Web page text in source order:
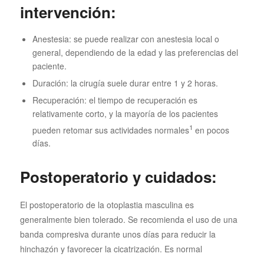
intervención:
Anestesia: se puede realizar con anestesia local o
general, dependiendo de la edad y las preferencias del
paciente.
Duración: la cirugía suele durar entre 1 y 2 horas.
Recuperación: el tiempo de recuperación es
relativamente corto, y la mayoría de los pacientes
pueden retomar sus actividades normales1 en pocos
días.
Postoperatorio y cuidados:
El postoperatorio de la otoplastia masculina es
generalmente bien tolerado. Se recomienda el uso de una
banda compresiva durante unos días para reducir la
hinchazón y favorecer la cicatrización. Es normal